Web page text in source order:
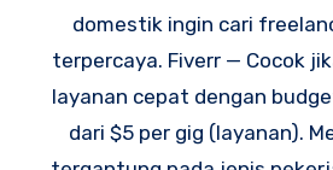
domestik ingin cari
terpercaya. Fiverr — Cocok
layanan cepat dengan
dari $5 per gig (layanan).